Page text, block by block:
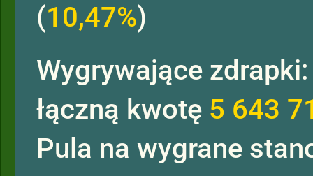
(10,47%)
Wygrywające
łączną kwotę 5 643
Pula na wygrane